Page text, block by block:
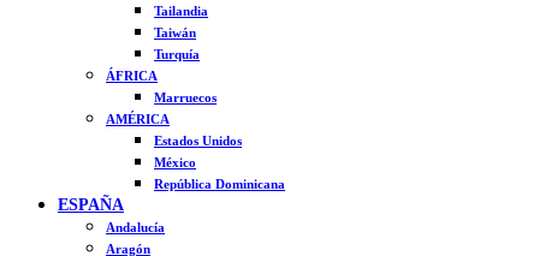
Tailandia
Taiwán
Turquía
ÁFRICA
Marruecos
AMÉRICA
Estados Unidos
México
República Dominicana
ESPAÑA
Andalucía
Aragón